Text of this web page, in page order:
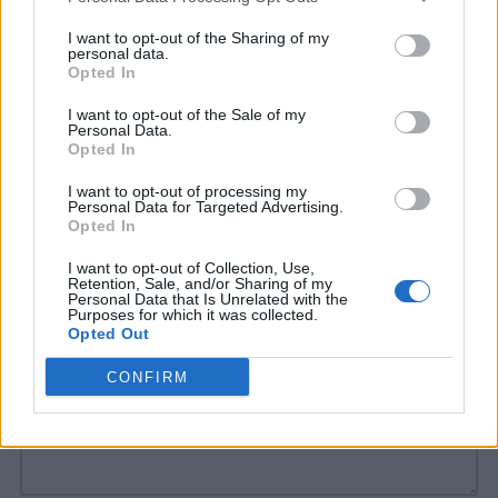
I want to opt-out of the Sharing of my
personal data.
Opted In
I want to opt-out of the Sale of my
Personal Data.
Opted In
I want to opt-out of processing my
Personal Data for Targeted Advertising.
Opted In
I want to opt-out of Collection, Use,
Retention, Sale, and/or Sharing of my
Personal Data that Is Unrelated with the
Purposes for which it was collected.
Opted Out
CONFIRM
oppure siete fuori con gli amici, come fare
allora per non perdere le avventure dei
possibilità di guardare tutte le puntate in
Witty Tv.
COMMENTI